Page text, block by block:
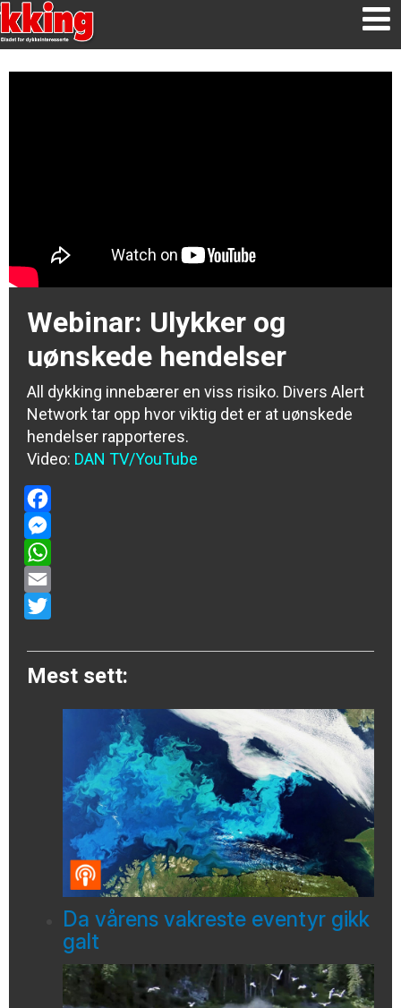
Webinar: Ulykker og
uønskede hendelser
All dykking innebærer en viss risiko. Divers Alert
Network tar opp hvor viktig det er at uønskede
hendelser rapporteres.
Video: DAN TV/YouTube
Facebook
Messenger
WhatsApp
Email
Mest sett:
Da vårens vakreste eventyr gikk
galt